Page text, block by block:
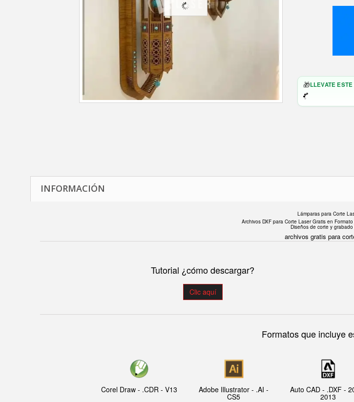
🎁LLEVATE
INFORMACIÓN
Lámparas para Corte
Archivos DXF para Corte Laser Gratis en F
Diseños de corte y grabado
archivos gratis para
Tutorial ¿cómo descargar?
Clic aquí
Formatos que incluye
Corel Draw - .CDR - V13 Adobe Illustrator - .AI -
CS5
Auto CAD - .DXF -
2013